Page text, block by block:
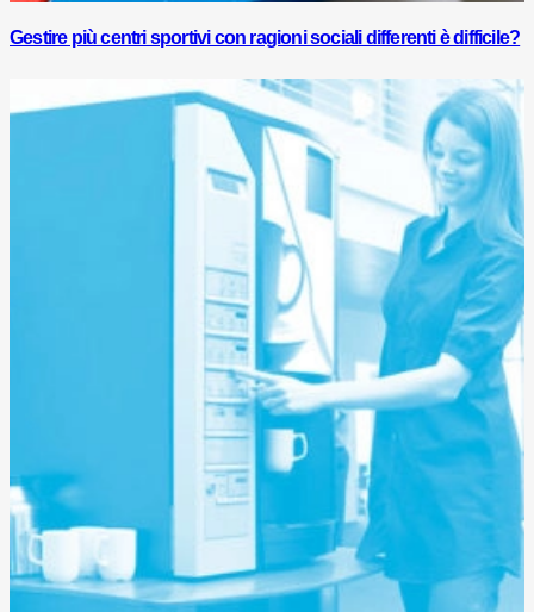
Gestire più centri sportivi con ragioni sociali differenti è difficile?